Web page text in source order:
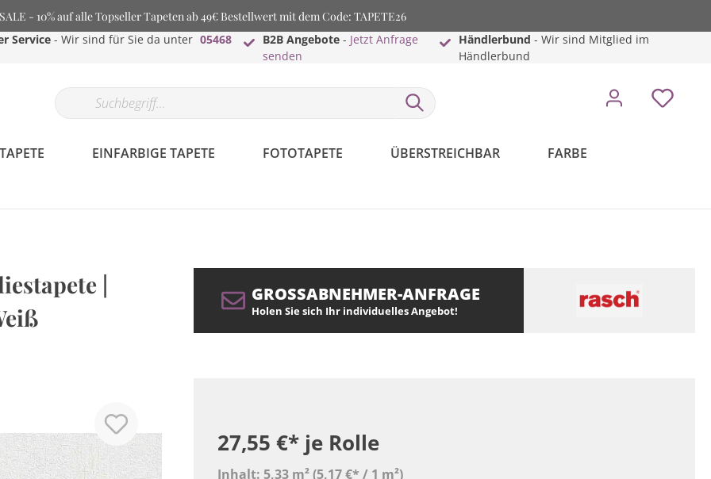
- 10% auf alle Topseller Tapeten ab 49€ Bestellwert mit dem Code: TAPETE26
Service - Wir sind für Sie da unter 05468
B2B Angebote- Jetzt Anfrage
senden
Händlerbund - Wir sind Mitglied im
Händlerbund
EINFARBIGE TAPETE FOTOTAPETE ÜBERSTREICHBAR FARBE
|
GROSSABNEHMER-ANFRAGE
Holen Sie sich Ihr individuelles Angebot!
27,55 €* je Rolle
Inhalt: 5,33 m²(5,17 €* / 1 m²)